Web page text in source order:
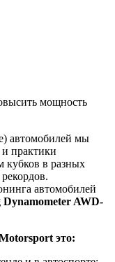
мощность
автомобилей мы
практики
кубков в разных
автомобилей
Dynamometer AWD-
это: